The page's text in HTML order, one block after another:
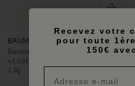
au
slide
au
slide
au
slide
BAUME ÉCLAT REVITALISANT
Baume à Lèvres Teinté
49,00€
2.8g
Ajouter
panier
Recevez votre
pour toute
150€